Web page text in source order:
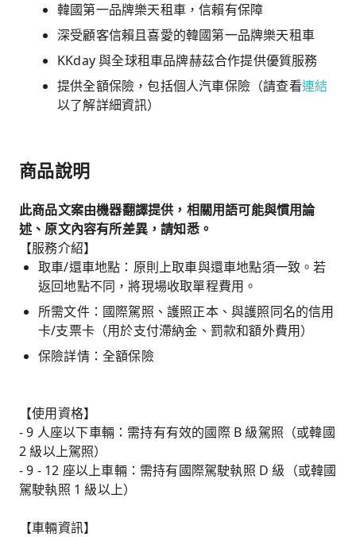
韓國第一品牌樂天租車，信賴有保障
深受顧客信賴且喜愛的韓國第一品牌樂天租車
KKday 與全球租車品牌赫茲合作提供優質服務
提供全額保險，包括個人汽車保險（請查看連結
以了解詳細資訊）
商品說明
此商品文案由機器翻譯提供，相關用語可能與慣用論
述、原文內容有所差異，請知悉。
【服務介紹】
取車/還車地點：原則上取車與還車地點須一致。若
返回地點不同，將現場收取單程費用。
所需文件：國際駕照、護照正本、與護照同名的信用
卡/支票卡（用於支付滯納金、罰款和額外費用）
保險詳情：全額保險
【使用資格】
- 9 人座以下車輛：需持有有效的國際 B 級駕照（或韓國
2 級以上駕照）
- 9 - 12 座以上車輛：需持有國際駕駛執照 D 級（或韓國
駕駛執照 1 級以上）
【車輛資訊】